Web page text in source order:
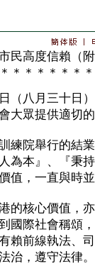
民高度信賴（
＊＊＊＊＊＊
八月三十日）
大眾提供適切
院舉行的結業
為本』、『秉
值，一直與時
核心價值，亦
國際社會稱頌
賴前線執法、
治，遵守法律